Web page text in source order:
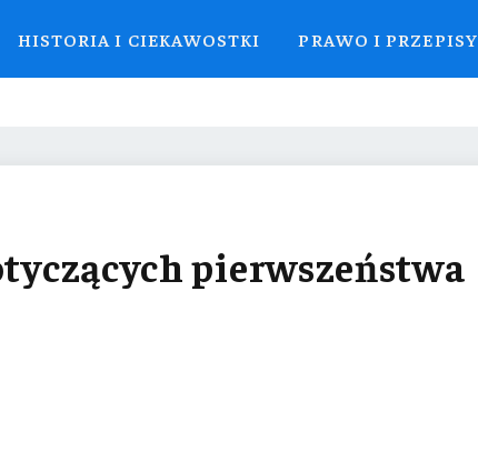
HISTORIA I CIEKAWOSTKI PRAWO I PRZEPISY
pierwszeństwa